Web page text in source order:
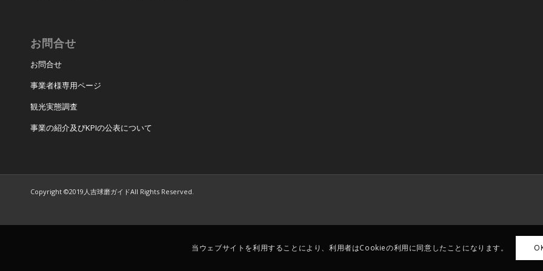
お問合せ
お問合せ
事業者様専用ページ
観光実態調査
事業の紹介及びKPIの公表について
Copyright ©2019人吉球磨ガイドAll Rights Reserved.
当ウェブサイトを利用することにより、利用者はCookieの利用に同意したことになります。